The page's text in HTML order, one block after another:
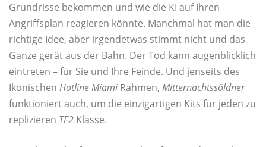
Grundrisse bekommen und wie die KI auf Ihren
Angriffsplan reagieren könnte. Manchmal hat man die
richtige Idee, aber irgendetwas stimmt nicht und das
Ganze gerät aus der Bahn. Der Tod kann augenblicklich
eintreten – für Sie und Ihre Feinde. Und jenseits des
Ikonischen HotlineMiami Rahmen, Mitternachtssöldner
funktioniert auch, um die einzigartigen Kits für jeden zu
replizieren TF2 Klasse.